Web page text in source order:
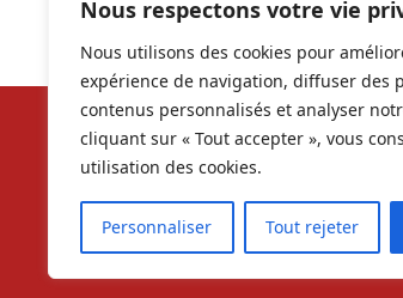
Nous respectons votre vie
Nous utilisons des cookies pour
expérience de navigation, diffuser des
contenus personnalisés et analyser
cliquant sur « Tout accepter », vous
utilisation des cookies.
Personnaliser Tout rejeter